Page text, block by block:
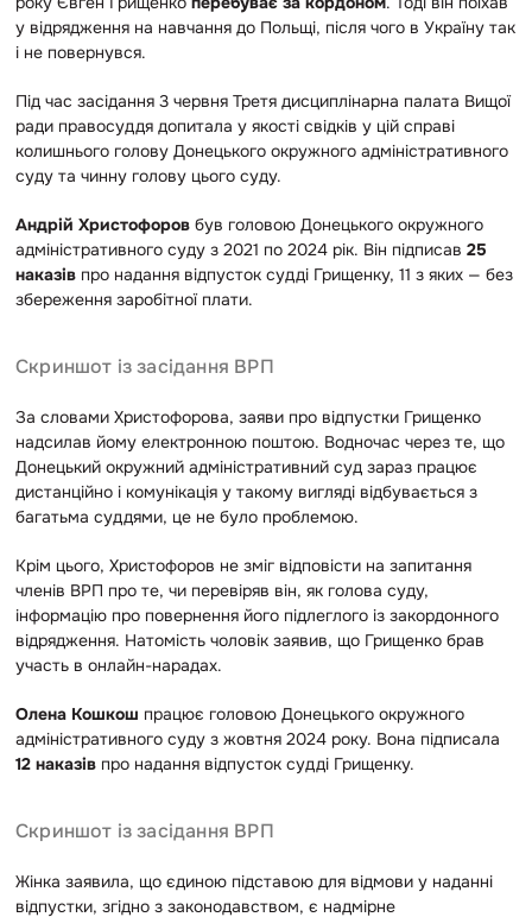
у відрядження на навчання до Польщі, після чого в Україну так
і не повернувся.
Під час засідання 3 червня Третя дисциплінарна палата Вищої
ради правосуддя допитала у якості свідків у цій справі
колишнього голову Донецького окружного адміністративного
суду та чинну голову цього суду.
Андрій Христофоров був головою Донецького окружного
адміністративного суду з 2021 по 2024 рік. Він підписав 25
наказів про надання відпусток судді Грищенку, 11 з яких — без
збереження заробітної плати.
Скриншот із засідання ВРП
За словами Христофорова, заяви про відпустки Грищенко
надсилав йому електронною поштою. Водночас через те, що
Донецький окружний адміністративний суд зараз працює
дистанційно і комунікація у такому вигляді відбувається з
багатьма суддями, це не було проблемою.
Крім цього, Христофоров не зміг відповісти на запитання
членів ВРП про те, чи перевіряв він, як голова суду,
інформацію про повернення його підлеглого із закордонного
відрядження. Натомість чоловік заявив, що Грищенко брав
участь в онлайн-нарадах.
Олена Кошкош працює головою Донецького окружного
адміністративного суду з жовтня 2024 року. Вона підписала
12 наказів про надання відпусток судді Грищенку.
Скриншот із засідання ВРП
Жінка заявила, що єдиною підставою для відмови у наданні
відпустки, згідно з законодавством, є надмірне